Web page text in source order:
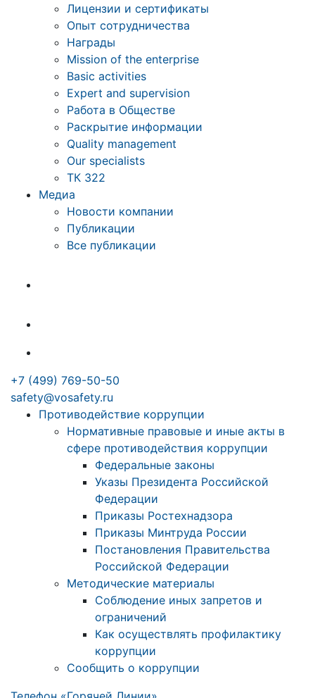
Лицензии и сертификаты
Опыт сотрудничества
Награды
Mission of the enterprise
Basic activities
Expert and supervision
Работа в Обществе
Раскрытие информации
Quality management
Our specialists
ТК 322
Медиа
Новости компании
Публикации
Все публикации
+7 (499) 769-50-50
safety@vosafety.ru
Противодействие коррупции
Нормативные правовые и иные акты в
сфере противодействия коррупции
Федеральные законы
Указы Президента Российской
Федерации
Приказы Ростехнадзора
Приказы Минтруда России
Постановления Правительства
Российской Федерации
Методические материалы
Соблюдение иных запретов и
ограничений
Как осуществлять профилактику
коррупции
Сообщить о коррупции